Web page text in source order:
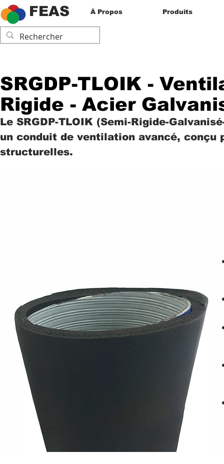
FEAS À Propos Produits
SRGDP-TLOIK -
Rigide - Acier
Le SRGDP-TLOIK (Semi-Rigide-
un conduit de ventilation avancé, conçu
structurelles.